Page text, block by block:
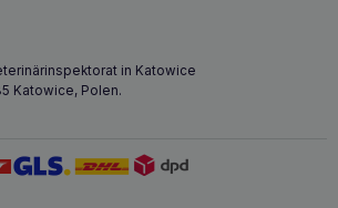
in Katowice
Katowice, Polen.